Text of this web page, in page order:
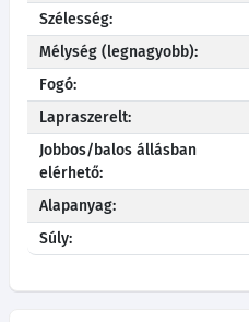
Szélesség:
Mélység (legnagyobb):
Fogó:
Lapraszerelt:
Jobbos/balos állásban
elérhető:
Alapanyag:
Súly: